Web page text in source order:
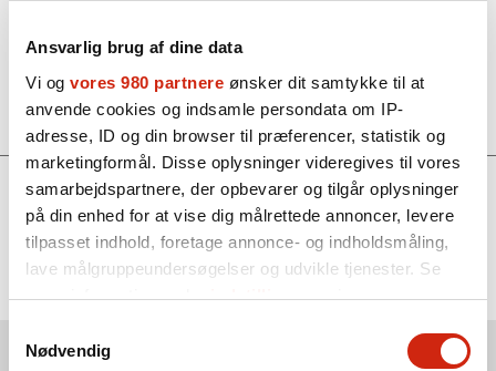
Ansvarlig brug af dine data
Vi og vores 980 partnere ønsker dit samtykke til at
anvende cookies og indsamle persondata om IP-
adresse, ID og din browser til præferencer, statistik og
marketingformål. Disse oplysninger videregives til vores
samarbejdspartnere, der opbevarer og tilgår oplysninger
på din enhed for at vise dig målrettede annoncer, levere
tilpasset indhold, foretage annonce- og indholdsmåling,
lave målgruppeundersøgelser og udvikle tjenester. Se
mere information underindstillingerog i vores
tilbage eller ændre indstillinger fra vores
Nødvendig
langt, forklarer sygeplejerske og projektleder Sune
Frederiksen.
Find mere om
Samarbejde med borgere, patienter og pårørende
Sikker Psykiatri